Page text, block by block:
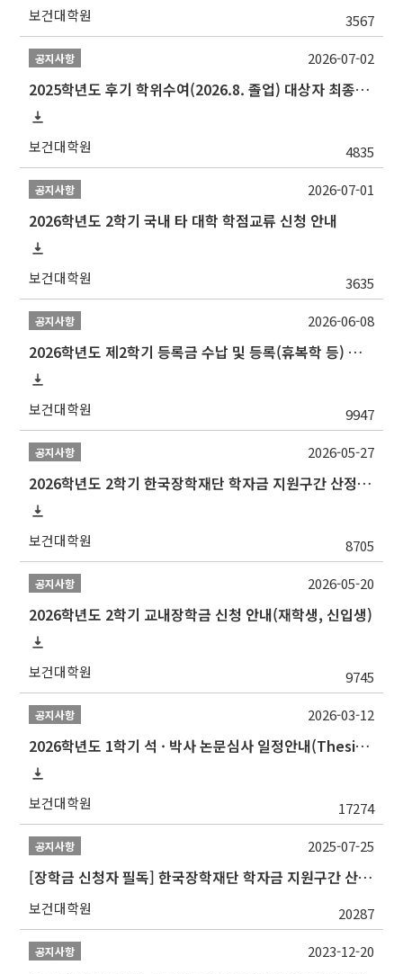
보건대학원 3567
공지사항
2025학년도 후기 학위수여(2026.8. 졸업) 대상자 최종인준 논문 제출 안내
보건대학원 4835
2026-07-02
공지사항
2026학년도 2학기 국내 타 대학 학점교류 신청 안내
보건대학원 3635
2026-07-01
공지사항
2026학년도 제2학기 등록금 수납 및 등록(휴복학 등) 일정 안내
보건대학원 9947
2026-06-08
공지사항
2026학년도 2학기 한국장학재단 학자금 지원구간 산정 신청 안내
보건대학원 8705
2026-05-27
공지사항
2026학년도 2학기 교내장학금 신청 안내(재학생, 신입생)
보건대학원 9745
2026-05-20
공지사항
2026학년도 1학기 석 · 박사 논문심사 일정안내(Thesis Defense Schedules)
보건대학원 17274
2026-03-12
공지사항
[장학금 신청자 필독] 한국장학재단 학자금 지원구간 산정 권고
보건대학원 20287
2025-07-25
공지사항 2023-12-20